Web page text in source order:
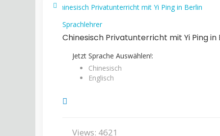
Sprachlehrer
Chinesisch Privatunterricht mit Yi Ping in
Jetzt Sprache Auswählen!:
Chinesisch
Englisch
Views: 4621